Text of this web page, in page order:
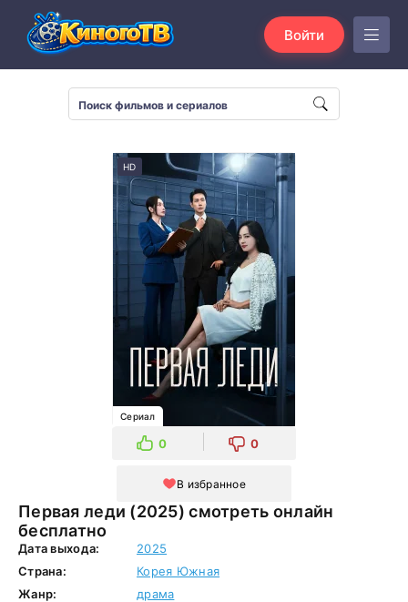
Войти
Первая леди (2025) смотреть онлайн
бесплатно
HD
Сериал
0 0
В избранное
Дата выхода:
2025
Страна:
Корея Южная
Жанр:
драма